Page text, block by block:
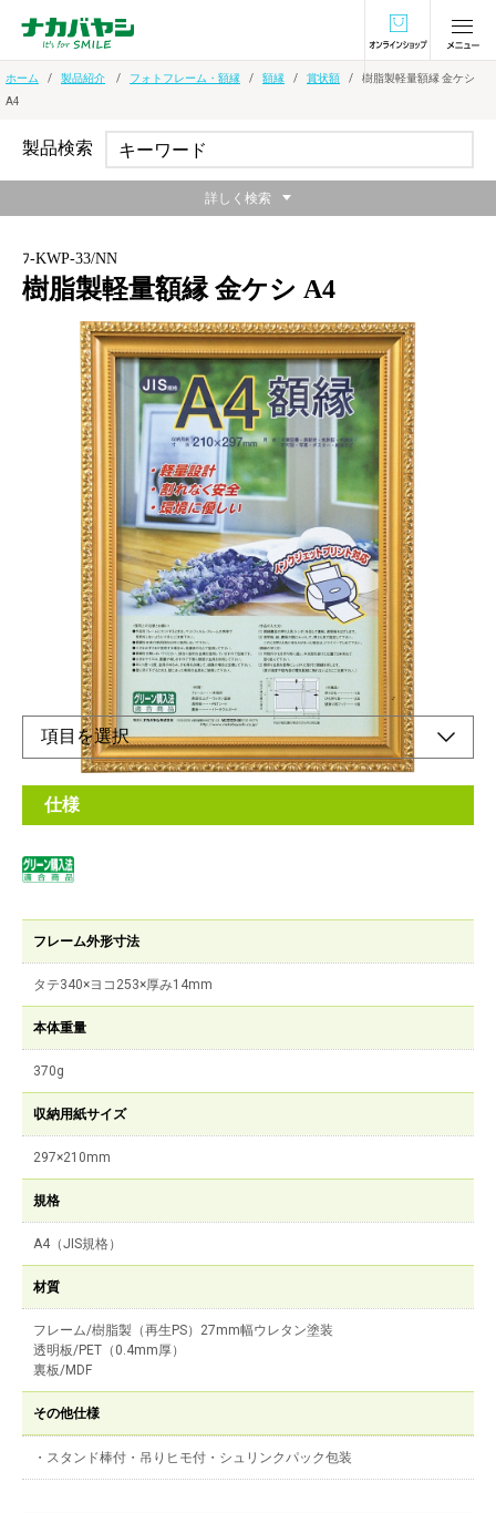
オンラインショ
ホーム 製品紹介 フォトフレーム・額縁 額縁 賞状額
樹脂製軽量額縁 金ケシ
A4
ﾌ-KWP-33/NN
樹脂製軽量額縁 金ケシ A4
つや消し金の装飾が高級感のある額縁
メーカー希望小売価格：
¥1,860 + 税
軽量設計！フレームには再生樹脂を使用した環境にやさしい額縁
スタンド棒付で縦置きも可能です。
仕様
フレーム外形寸法
タテ340×ヨコ253×厚み14mm
本体重量
370g
収納用紙サイズ
297×210mm
規格
A4（JIS規格）
材質
フレーム/樹脂製（再生PS）27mm幅ウレタン塗装
透明板/PET（0.4mm厚）
裏板/MDF
その他仕様
・スタンド棒付・吊りヒモ付・シュリンクパック包装
製品検索
詳しく検索